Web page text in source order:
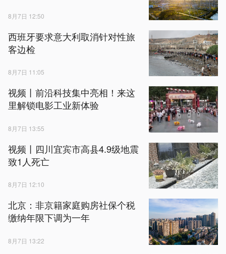
8月7日 12:50
西班牙要求意大利取消针对性旅
客边检
8月7日 11:05
视频丨前沿科技集中亮相！来这
里解锁电影工业新体验
8月7日 13:55
视频丨四川宜宾市高县4.9级地震
致1人死亡
8月7日 12:10
北京：非京籍家庭购房社保个税
缴纳年限下调为一年
8月7日 13:22